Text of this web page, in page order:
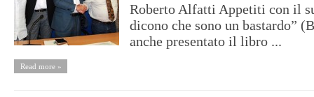
Roberto Alfatti Appetiti con il
dicono che sono un bastardo”
anche presentato il libro ...
Read more »